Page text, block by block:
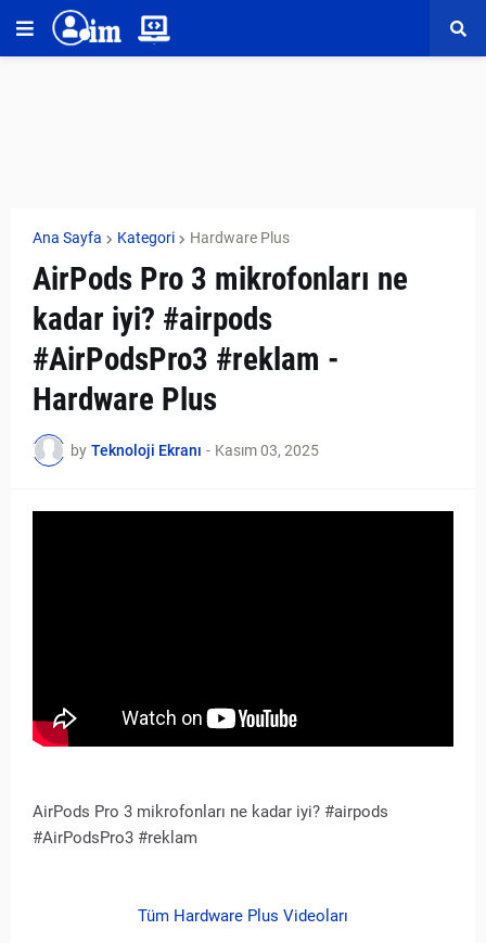
Ana Sayfa Kategori Hardware Plus
AirPods Pro 3 mikrofonları ne
kadar iyi? #airpods
#AirPodsPro3 #reklam -
Hardware Plus
by Teknoloji Ekranı - Kasım 03, 2025
AirPods Pro 3 mikrofonları ne kadar iyi? #airpods
#AirPodsPro3 #reklam
Tüm Hardware Plus Videoları